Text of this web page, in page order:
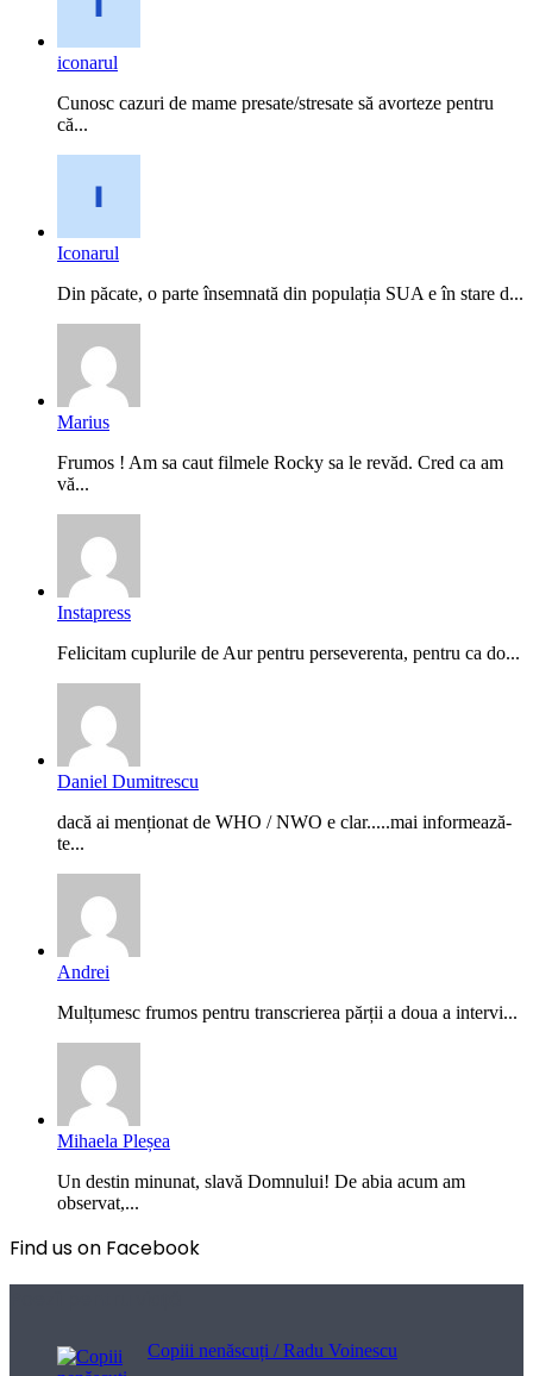
iconarul
Cunosc cazuri de mame presate/stresate să avorteze pentru
că...
Iconarul
Din păcate, o parte însemnată din populația SUA e în stare d...
Marius
Frumos ! Am sa caut filmele Rocky sa le revăd. Cred ca am
vă...
Instapress
Felicitam cuplurile de Aur pentru perseverenta, pentru ca do...
Daniel Dumitrescu
dacă ai menționat de WHO / NWO e clar.....mai informează-
te...
Andrei
Mulțumesc frumos pentru transcrierea părții a doua a intervi...
Mihaela Pleșea
Un destin minunat, slavă Domnului! De abia acum am
observat,...
Find us on Facebook
Copiii nenăscuți / Radu Voinescu